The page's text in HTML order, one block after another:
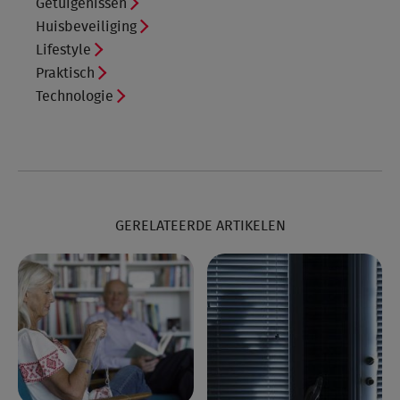
GERELATEERDE ARTIKELEN
Getuigenissen
Huisbeveiliging
Lifestyle
Praktisch
Technologie